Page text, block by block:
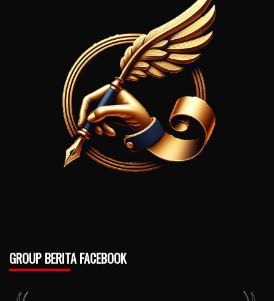
GROUP BERITA FACEBOOK